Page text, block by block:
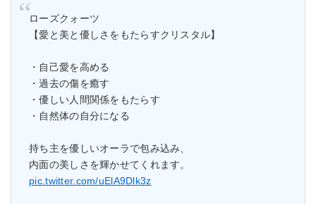
ローズクォーツ
【愛と美と優しさをもたらすクリスタル】
・自己愛を高める
・過去の傷を癒す
・優しい人間関係をもたらす
・自然体の自分になる
持ち主を優しいオーラで包み込み、
内面の美しさを輝かせてくれます。
pic.twitter.com/uElA9Dlk3z